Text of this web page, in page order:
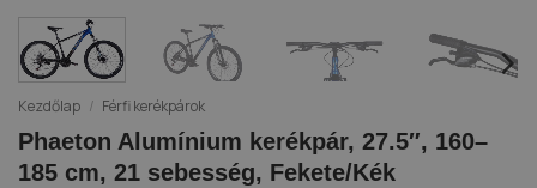
Kezdőlap / Férfi kerékpárok
Phaeton Alumínium kerékpár, 27.5″, 160–
185 cm, 21 sebesség, Fekete/Kék